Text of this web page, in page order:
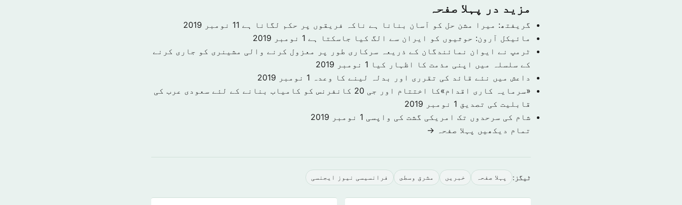
مزید در پہلا صفحہ
گریفتھ: میرا مشن حل کو آسان بنانا ہے ناکہ فریقوں پر حکم لگانا ہے 11 نومبر 2019
مائیکل آرون: حوثیوں کو ایران سے الگ کیا جاسکتا ہے 1 نومبر 2019
ٹرمپ نے ایوان نمائندگان کے ذریعہ سرکاری طور پر معزول کرنے والی مشینری کو جاری کرنے
کے سلسلہ میں اپنی مذمت کا اظہار کیا 1 نومبر 2019
داعش میں نئے قائد کی تقرری اور بدلہ لینے کا وعدہ
1 نومبر 2019
«سرمایہ کاری اقدام»کا اختتام اور جی 20 کانفرنس کو کامیاب بنانے کے لئے سعودی عرب کی
قابلیت کی تصدیق 1 نومبر 2019
شام کی سرحدوں تک امریکی گشت کی واپسی 1 نومبر 2019
تمام دیکھیں پہلا صفحہ →
ٹیگز: پہلا صفحہ خبريں مشرق وسطى فرانسیسی نیوز ایجنسی